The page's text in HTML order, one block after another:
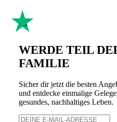
WERDE TEIL
FAMILIE
Sicher dir jetzt die besten
und entdecke einmalige
gesundes, nachhaltiges Leben.